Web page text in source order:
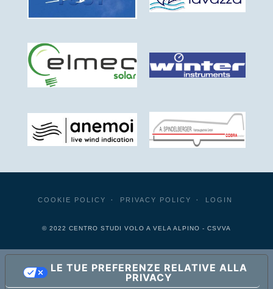
COOKIE POLICY PRIVACY POLICY LOGIN
© 2022 CENTRO STUDI VOLO A VELA ALPINO - CSVVA
LE TUE PREFERENZE RELATIVE ALLA
PRIVACY